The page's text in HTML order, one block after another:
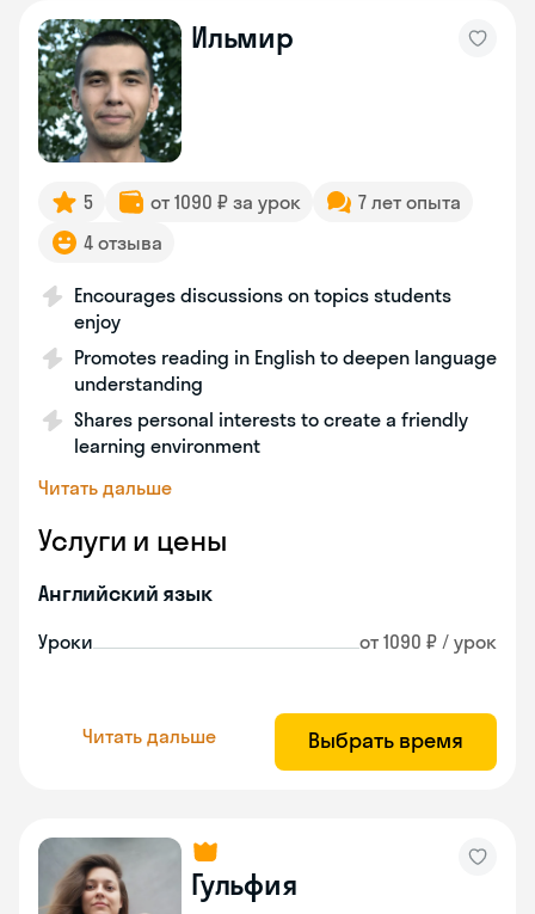
Ильмир
5 от 1090 ₽ за урок
7 лет опыта
4 отзыва
Encourages discussions on topics students
enjoy
Promotes reading in English to deepen language
understanding
Shares personal interests to create a friendly
learning environment
Читать дальше
Услуги и цены
Английский язык
Уроки от 1090 ₽ / урок
Читать дальше Выбрать время
Гульфия